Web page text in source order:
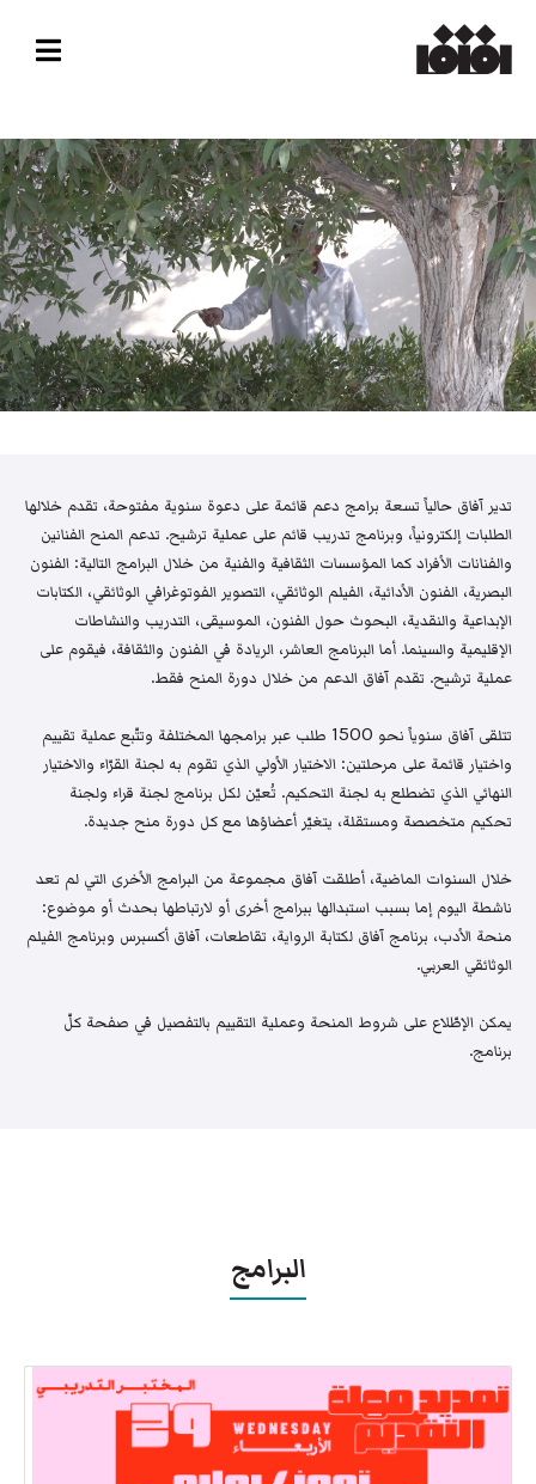
تدير آفاق حالياً تسعة برامج دعم قائمة على دعوة سنوية مفتوحة، تقدم خلالها
الطلبات إلكترونياً، وبرنامج تدريب قائم على عملية ترشيح. تدعم المنح الفنانين
والفنانات الأفراد كما المؤسسات الثقافية والفنية من خلال البرامج التالية: الفنون
البصرية، الفنون الأدائية، الفيلم الوثائقي، التصوير الفوتوغرافي الوثائقي، الكتابات
الإبداعية والنقدية، البحوث حول الفنون، الموسيقى، التدريب والنشاطات
الإقليمية والسينما. أما البرنامج العاشر، الريادة في الفنون والثقافة، فيقوم على
عملية ترشيح. تقدم آفاق الدعم من خلال دورة المنح فقط.
تتلقى آفاق سنوياً نحو 1500 طلب عبر برامجها المختلفة وتتّبع عملية تقييم
واختيار قائمة على مرحلتين: الاختيار الأولي الذي تقوم به لجنة القرّاء والاختيار
النهائي الذي تضطلع به لجنة التحكيم. تُعيّن لكل برنامج لجنة قراء ولجنة
تحكيم متخصصة ومستقلة، يتغيّر أعضاؤها مع كل دورة منح جديدة.
خلال السنوات الماضية، أطلقت آفاق مجموعة من البرامج الأخرى التي لم تعد
ناشطة اليوم إما بسبب استبدالها ببرامج أخرى أو لارتباطها بحدث أو موضوع:
منحة الأدب، برنامج آفاق لكتابة الرواية، تقاطعات، آفاق أكسبرس وبرنامج الفيلم
الوثائقي العربي.
يمكن الإطّلاع على شروط المنحة وعملية التقييم بالتفصيل في صفحة كلّ
برنامج.
البرامج